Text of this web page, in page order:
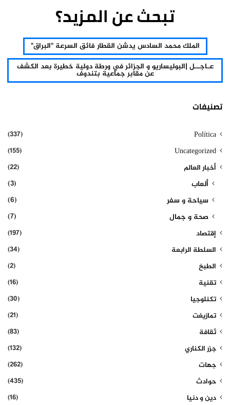
تبحث عن المزيد؟
الملك محمد السادس يدشن القطار فائق السرعة "البراق"
عـاجــل |البوليساريو و الجزائر في ورطة دولية خطيرة بعد الكشف
عن مقابر جماعية بتندوف
تصنيفات
Política
(337)
Uncategorized
(155)
أخبار العالم
(22)
ألعاب
(3)
سياحة و سفر
(6)
صحة و جمال
(7)
إقتصاد
(197)
السلطة الرابعة
(34)
الطبخ
(2)
تقنية
(16)
تكنلوجيا
(30)
تمازيغت
(21)
ثقافة
(83)
جزر الكناري
(132)
جهات
(262)
حوادث
(435)
دين و دنيا
(16)